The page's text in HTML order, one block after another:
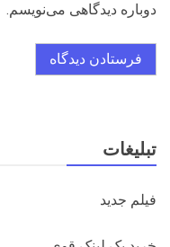
دوباره دیدگاهی می‌نویسم.
تبلیغات
فيلم جديد